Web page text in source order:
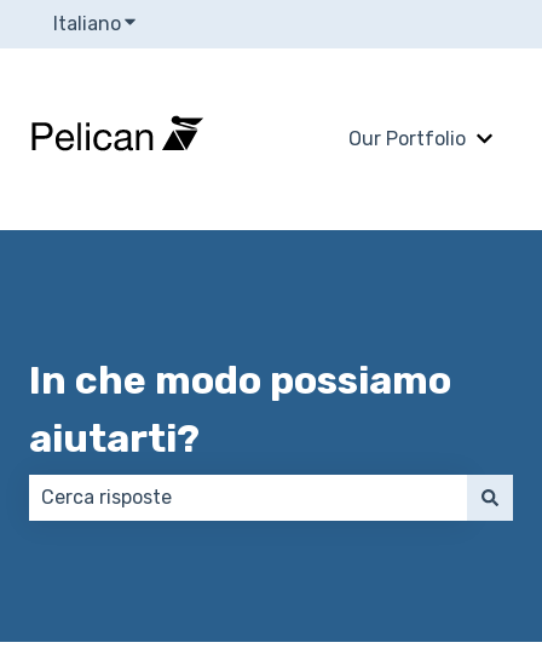
ItalianoMostra sottomenu per le traduzioni
Our Portfolio
In che modo possiamo
aiutarti?